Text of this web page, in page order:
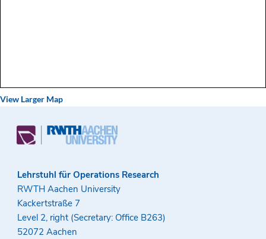
View Larger Map
Lehrstuhl für Operations Research
RWTH Aachen University
Kackertstraße 7
Level 2, right (Secretary: Office B263)
52072 Aachen